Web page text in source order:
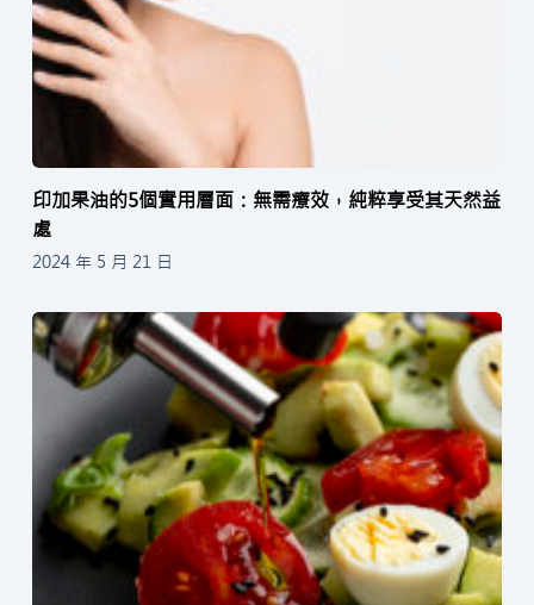
印加果油的5個實用層面：無需療效，純粹享受其天然益
處
2024 年 5 月 21 日